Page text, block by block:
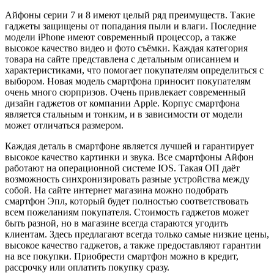
Айфоны серии 7 и 8 имеют целый ряд преимуществ. Такие
гаджеты защищены от попадания пыли и влаги. Последние
модели iPhone имеют современный процессор, а также
высокое качество видео и фото съёмки. Каждая категория
товара на сайте представлена с детальным описанием и
характеристиками, что помогает покупателям определиться с
выбором. Новая модель смартфона приносит покупателям
очень много сюрпризов. Очень привлекает современный
дизайн гаджетов от компании Apple. Корпус смартфона
является стальным и тонким, и в зависимости от модели
может отличаться размером.
Каждая деталь в смартфоне является лучшей и гарантирует
высокое качество картинки и звука. Все смартфоны Айфон
работают на операционной системе IOS. Такая ОП даёт
возможность синхронизировать разные устройства между
собой. На сайте интернет магазина можно подобрать
смартфон Эпл, который будет полностью соответствовать
всем пожеланиям покупателя. Стоимость гаджетов может
быть разной, но в магазине всегда стараются угодить
клиентам. Здесь предлагают всегда только самые низкие цены,
высокое качество гаджетов, а также предоставляют гарантии
на все покупки. Приобрести смартфон можно в кредит,
рассрочку или оплатить покупку сразу.